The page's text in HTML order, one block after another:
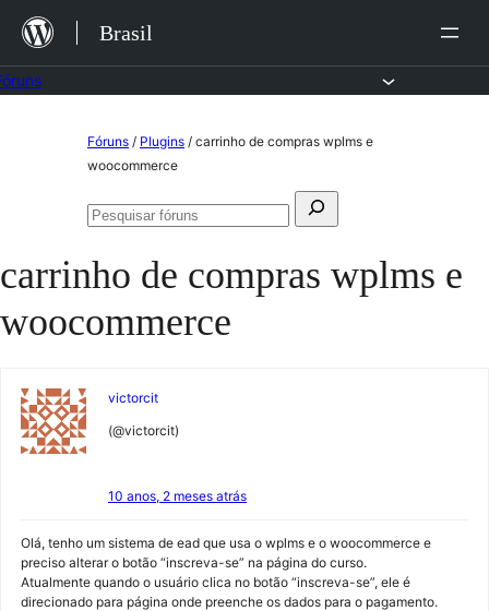
para
o
Brasil
Fóruns / Plugins / carrinho de compras wplms e
woocommerce
Pesquisar
Pesquisar
carrinho de compras wplms e
woocommerce
victorcit
(@victorcit)
10 anos, 2 meses atrás
Olá, tenho um sistema de ead que usa o wplms e o woocommerce e
preciso alterar o botão “inscreva-se” na página do curso.
Atualmente quando o usuário clica no botão “inscreva-se”, ele é
direcionado para página onde preenche os dados para o pagamento.